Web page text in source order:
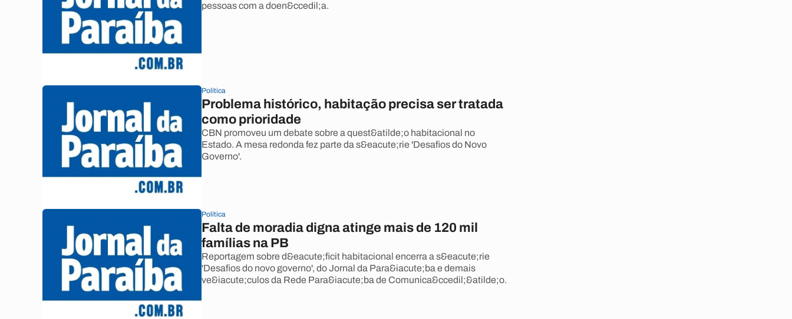
pessoas com a doen&ccedil;a.
Política
Problema histórico, habitação precisa ser tratada
como prioridade
CBN promoveu um debate sobre a quest&atilde;o habitacional no
Estado. A mesa redonda fez parte da s&eacute;rie 'Desafios do Novo
Governo'.
Política
Falta de moradia digna atinge mais de 120 mil
famílias na PB
Reportagem sobre d&eacute;ficit habitacional encerra a s&eacute;rie
'Desafios do novo governo', do Jornal da Para&iacute;ba e demais
ve&iacute;culos da Rede Para&iacute;ba de Comunica&ccedil;&atilde;o.